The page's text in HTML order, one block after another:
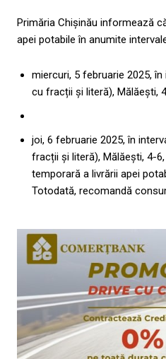
Primăria Chișinău informează
apei potabile în anumite
miercuri, 5 februarie 2025,
cu fracții și literă), Mălăești,
joi, 6 februarie 2025, în
fracții și literă), Mălăești, 4-
temporară a livrării apei
Totodată, recomandă